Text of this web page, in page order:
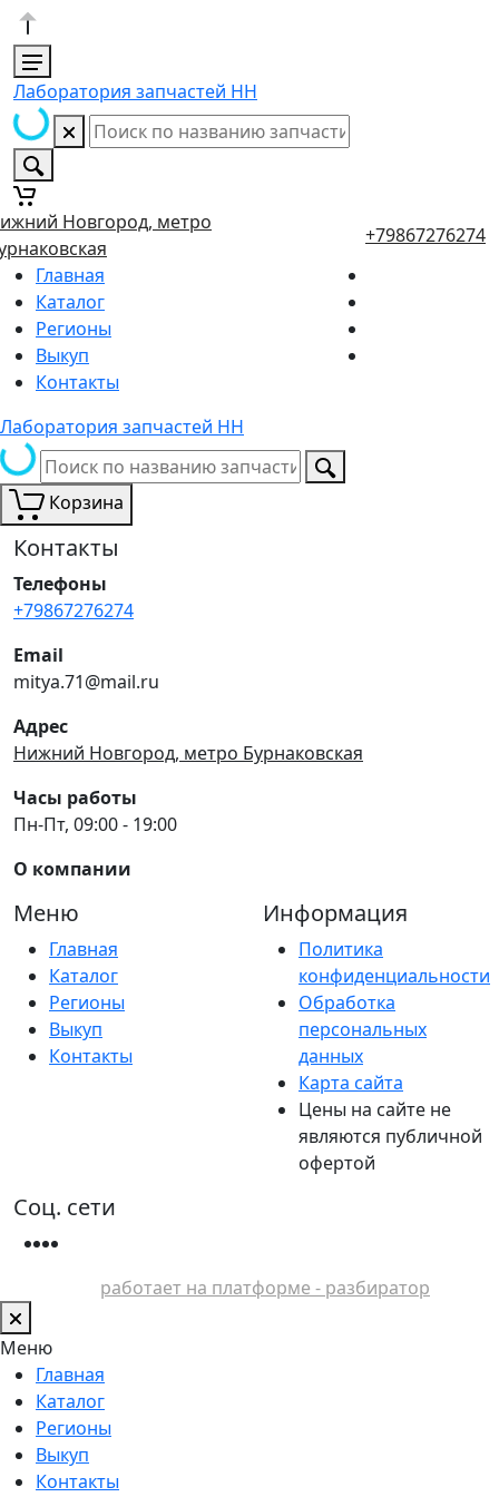
Лаборатория запчастей НН
Новгород, метро
+79867276274
Главная
Каталог
Регионы
Выкуп
Контакты
Лаборатория запчастей НН
Корзина
Контакты
Телефоны
+79867276274
Email
mitya.71@mail.ru
Адрес
Нижний Новгород, метро Бурнаковская
Часы работы
Пн-Пт, 09:00 - 19:00
О компании
Меню
Главная
Каталог
Регионы
Выкуп
Контакты
Информация
Политика
конфиденциальности
Обработка
персональных
данных
Карта сайта
Цены на сайте не
являются публичной
офертой
Соц. сети
работает на платформе - разбиратор
Меню
Главная
Каталог
Регионы
Выкуп
Контакты